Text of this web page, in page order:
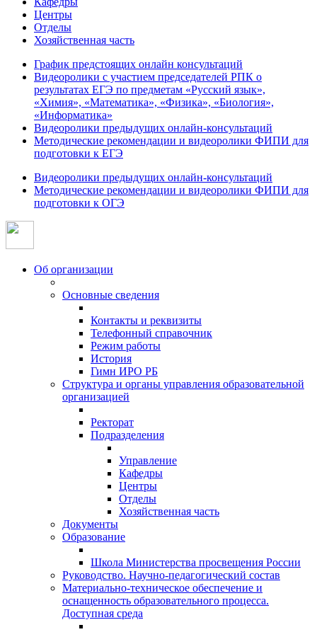
Центры
Отделы
Хозяйственная часть
График предстоящих онлайн консультаций
Видеоролики с участием председателей РПК о
результатах ЕГЭ по предметам «Русский язык»,
«Химия», «Математика», «Физика», «Биология»,
«Информатика»
Видеоролики предыдущих онлайн-консультаций
Методические рекомендации и видеоролики ФИПИ для
подготовки к ЕГЭ
Видеоролики предыдущих онлайн-консультаций
Методические рекомендации и видеоролики ФИПИ для
подготовки к ОГЭ
Об организации
Основные сведения
Контакты и реквизиты
Телефонный справочник
Режим работы
История
Гимн ИРО РБ
Структура и органы управления образовательной
организацией
Ректорат
Подразделения
Управление
Кафедры
Центры
Отделы
Хозяйственная часть
Документы
Образование
Школа Министерства просвещения России
Руководство. Научно-педагогический состав
Материально-техническое обеспечение и
оснащенность образовательного процесса.
Доступная среда